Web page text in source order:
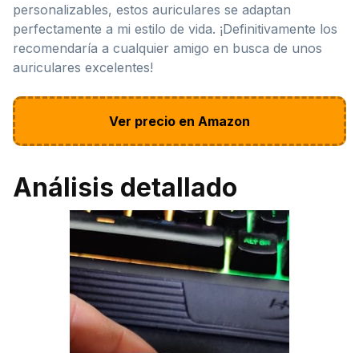
personalizables, estos auriculares se adaptan
perfectamente a mi estilo de vida. ¡Definitivamente los
recomendaría a cualquier amigo en busca de unos
auriculares excelentes!
Ver precio en Amazon
Análisis detallado